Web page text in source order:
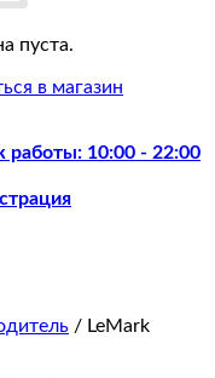
пуста.
в магазин
работы: 10:00 - 22:00
/ LeMark